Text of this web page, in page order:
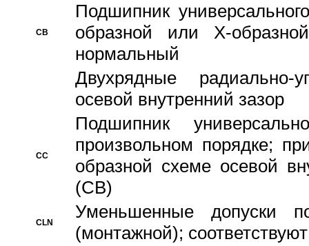
CB
Подшипник
образной или Х-
нормальный
Двухрядные радиально-
осевой внутренний зазор
CC
Подшипник
произвольном порядке;
образной схеме осевой
(CB)
CLN
Уменьшенные
(монтажной);